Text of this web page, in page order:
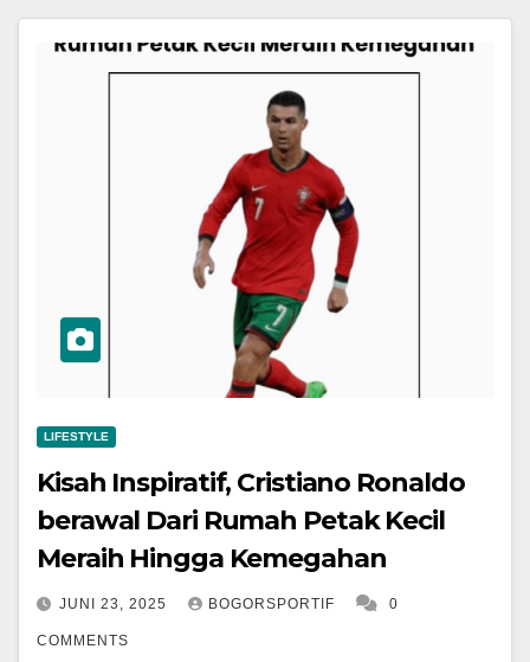
LIFESTYLE
Kisah Inspiratif, Cristiano Ronaldo
berawal Dari Rumah Petak Kecil
Meraih Hingga Kemegahan
JUNI 23, 2025 BOGORSPORTIF 0
COMMENTS